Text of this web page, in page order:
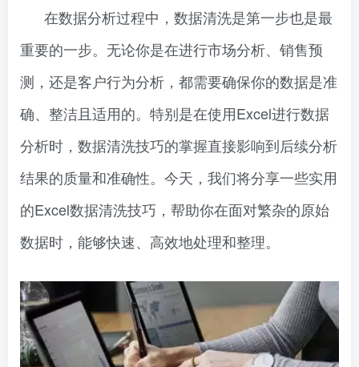
在数据分析过程中，数据清洗是第一步也是最
重要的一步。无论你是在进行市场分析、销售预
测，还是客户行为分析，都需要确保你的数据是准
确、整洁且适用的。特别是在使用Excel进行数据
分析时，数据清洗技巧的掌握直接影响到后续分析
结果的质量和准确性。今天，我们将分享一些实用
的Excel数据清洗技巧，帮助你在面对繁杂的原始
数据时，能够快速、高效地处理和整理。